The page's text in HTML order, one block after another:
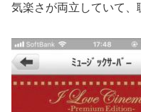
気楽さが両立していて、